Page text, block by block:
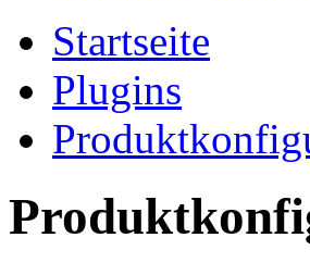
Startseite
Plugins